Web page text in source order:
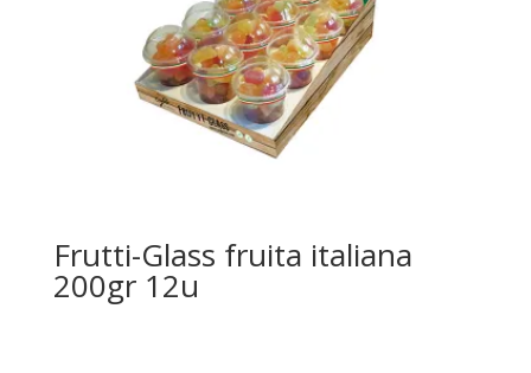
Frutti-Glass fruita italiana
200gr 12u